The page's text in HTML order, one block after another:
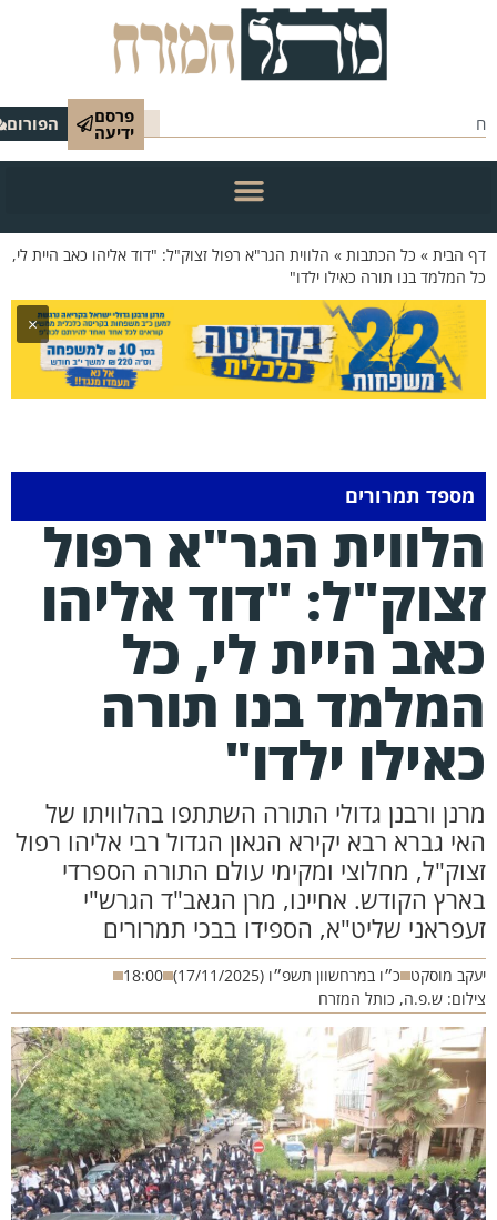
פרסם
ידיעה הפורום
»כל הכתבות»הלווית הגר"א רפול זצוק"ל: "דוד אליהו כאב היית לי,
בנו תורה כאילו ילדו"
×
תמרורים
הגר"א רפול
"דוד אליהו
היית לי, כל
בנו תורה
ילדו"
ורבנן גדולי התורה השתתפו בהלוויתו של
גברא רבא יקירא הגאון הגדול רבי אליהו רפול
מחלוצי ומקימי עולם התורה הספרדי
הקודש. אחיינו, מרן הגאב"ד הגרש"י
שליט"א, הספידו בבכי תמרורים
מוסקט כ״ו במרחשוון תשפ״ו (17/11/2025)
18:00
ש.פ.ה, כותל המזרח